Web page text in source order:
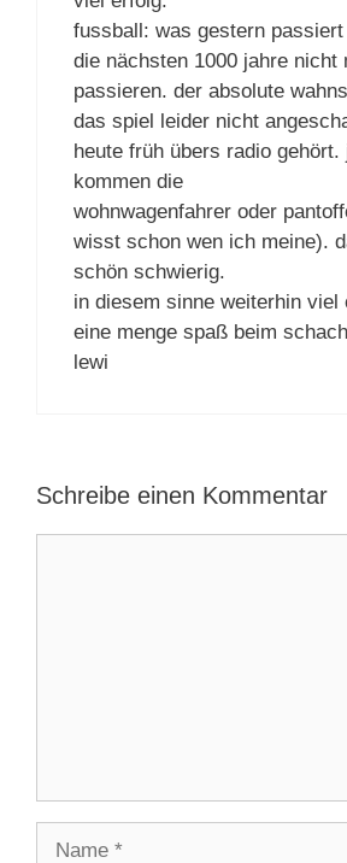
fussball: was gestern
die nächsten 1000 jahre nicht
passieren. der absolute
das spiel leider nicht
heute früh übers radio gehört.
kommen die
wohnwagenfahrer oder
wisst schon wen ich meine).
schön schwierig.
in diesem sinne weiterhin viel
eine menge spaß beim
lewi
Schreibe einen Kommentar